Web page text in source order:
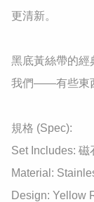
更清新。
黑底黃絲帶的經
我們——有些東
​規格 (Spec):
​Set Includes: 磁
​Material:
​Design: Yellow